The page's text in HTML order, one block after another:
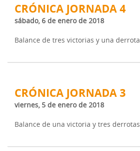
CRÓNICA JORNADA 4
sábado, 6 de enero de 2018
Balance de tres victorias y una derrota.
CRÓNICA JORNADA 3
viernes, 5 de enero de 2018
Balance de una victoria y tres derrotas.